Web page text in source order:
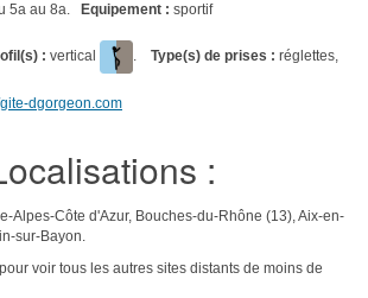
5a au 8a. Equipement : sportif
: vertical . Type(s) de prises : réglettes,
dgorgeon.com
:
Alpes-Côte d'Azur, Bouches-du-Rhône (13), Aix-en-
sur-Bayon.
voir tous les autres sites distants de moins de